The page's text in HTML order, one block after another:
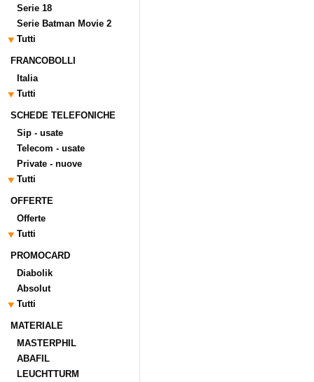
Serie 18
Serie Batman Movie 2
Tutti
FRANCOBOLLI
Italia
Tutti
SCHEDE TELEFONICHE
Sip - usate
Telecom - usate
Private - nuove
Tutti
OFFERTE
Offerte
Tutti
PROMOCARD
Diabolik
Absolut
Tutti
MATERIALE
MASTERPHIL
ABAFIL
LEUCHTTURM